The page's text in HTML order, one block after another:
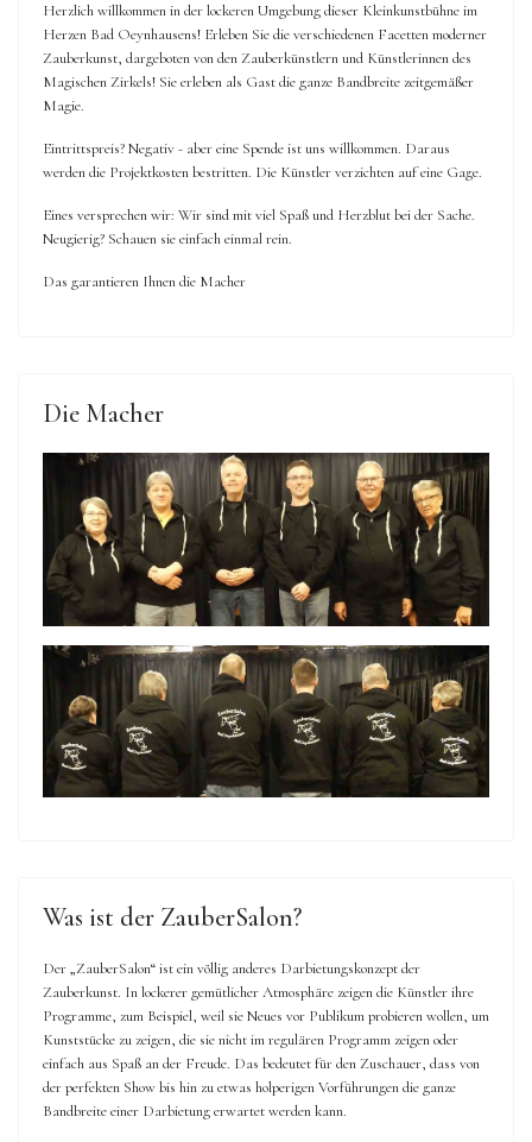
Herzlich willkommen in der lockeren Umgebung dieser Kleinkunstbühne im
Herzen Bad Oeynhausens! Erleben Sie die verschiedenen Facetten moderner
Zauberkunst, dargeboten von den Zauberkünstlern und Künstlerinnen des
Magischen Zirkels! Sie erleben als Gast die ganze Bandbreite zeitgemäßer
Magie.
Eintrittspreis? Negativ - aber eine Spende ist uns willkommen. Daraus
werden die Projektkosten bestritten. Die Künstler verzichten auf eine Gage.
Eines versprechen wir: Wir sind mit viel Spaß und Herzblut bei der Sache.
Neugierig? Schauen sie einfach einmal rein.
Das garantieren Ihnen die Macher
Die Macher
Was ist der ZauberSalon?
Der „ZauberSalon“ ist ein völlig anderes Darbietungskonzept der
Zauberkunst. In lockerer gemütlicher Atmosphäre zeigen die Künstler ihre
Programme, zum Beispiel, weil sie Neues vor Publikum probieren wollen, um
Kunststücke zu zeigen, die sie nicht im regulären Programm zeigen oder
einfach aus Spaß an der Freude. Das bedeutet für den Zuschauer, dass von
der perfekten Show bis hin zu etwas holperigen Vorführungen die ganze
Bandbreite einer Darbietung erwartet werden kann.